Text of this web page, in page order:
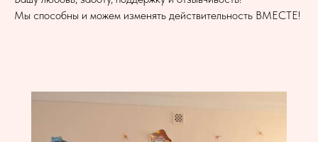
Мы способны и можем изменять действительность ВМЕСТЕ!